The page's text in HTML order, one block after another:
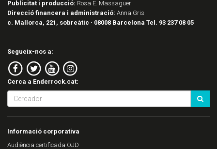
Publicitat i producció: Rosa E. Massaguer
Direcció financera i administració: Anna Gris
c. Mallorca, 221, sobreàtic · 08008 Barcelona Tel. 93 237 08 05
Segueix-nos a:
Cerca a Enderrock.cat:
Informació corporativa
Audiència certificada OJD